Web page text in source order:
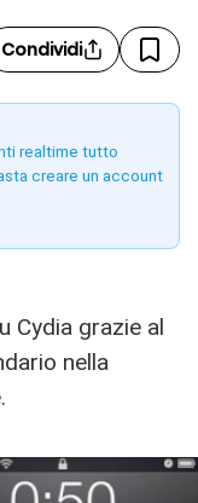
Condividi
realtime tutto
creare un account
Cydia grazie al
nella